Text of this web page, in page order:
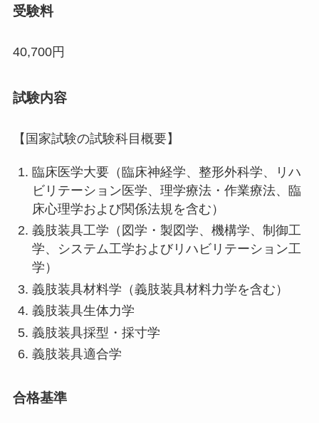
受験料
40,700円
試験内容
【国家試験の試験科目概要】
臨床医学大要（臨床神経学、整形外科学、リハ
ビリテーション医学、理学療法・作業療法、臨
床心理学および関係法規を含む）
義肢装具工学（図学・製図学、機構学、制御工
学、システム工学およびリハビリテーション工
学）
義肢装具材料学（義肢装具材料力学を含む）
義肢装具生体力学
義肢装具採型・採寸学
義肢装具適合学
合格基準